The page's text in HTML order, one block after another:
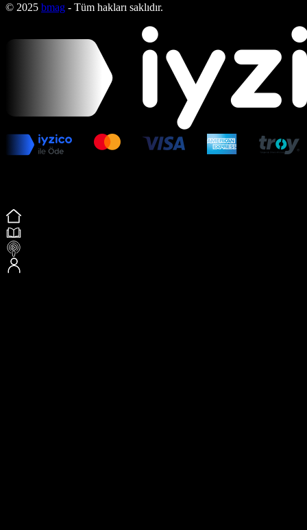
© 2025 bmag - Tüm hakları saklıdır.